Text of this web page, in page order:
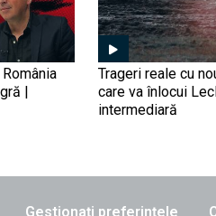
|
Trageri reale cu
care va înlocui
intermediară
Gestionați preferințele